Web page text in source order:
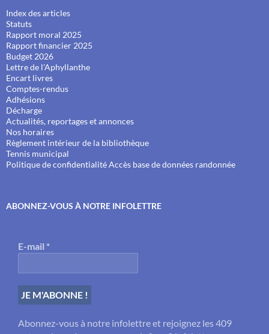
Index des articles
Statuts
Rapport moral 2025
Rapport financier 2025
Budget 2026
Lettre de l'Aphyllanthe
Encart livres
Comptes-rendus
Adhésions
Décharge
Actualités, reportages et annonces
Nos horaires
Règlement intérieur de la bibliothèque
Tennis municipal
Politique de confidentialitéAccès base de données randonnée
ABONNEZ-VOUS À NOTRE INFOLETTRE
E-mail *
Abonnez-vous à notre infolettre et rejoignez les 409